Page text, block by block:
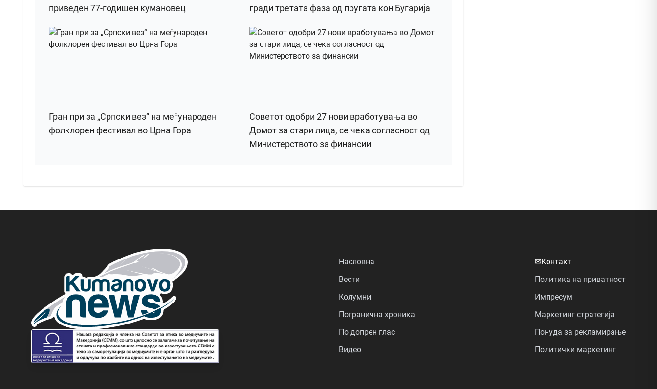
приведен 77-годишен кумановец
гради третата фаза од пругата кон Бугарија
Гран при за „Српски вез“ на меѓународен
фолклорен фестивал во Црна Гора
Советот одобри 27 нови вработувања во
Домот за стари лица, се чека согласност од
Министерството за финансии
Насловна
Вести
Колумни
Погранична хроника
По допрен глас
Видео
✉Контакт
Политика на приватност
Импресум
Маркетинг стратегија
Понуда за рекламирање
Политички маркетинг